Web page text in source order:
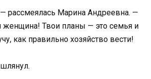
рассмеялась Марина Андреевна. —
Твои планы — это семья и
как правильно хозяйство вести!